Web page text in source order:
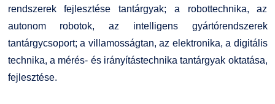
Fordítási Szolgáltatások
GY.I.K.
TDK/Tehetségnap
Online Studium
rendszerek fejlesztése tantárgyak; a robottechnika, az
autonom robotok, az intelligens gyártórendszerek
tantárgycsoport; a villamosságtan, az elektronika, a digitális
technika, a mérés- és irányítástechnika tantárgyak oktatása,
fejlesztése.